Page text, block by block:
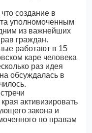
создание в
уполномоченным
из важнейших
граждан.
работают в 15
каре человека
раз идея
обсуждалась в
активизировать
закона и
по правам